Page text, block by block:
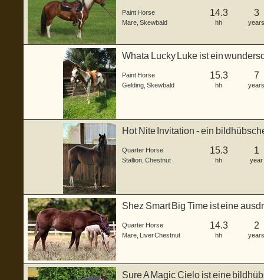
Paint Horse
Mare Skewbald
14.3
hh
3
years
Whata Lucky Luke ist ein
Paint Horse
Gelding Skewbald
15.3
hh
7
years
Hot Nite Invitation - ein
Quarter Horse
Stallion Chestnut
15.3
hh
1
year
Shez Smart Big Time ist eine
Quarter Horse
Mare Liver Chestnut
14.3
hh
2
years
Sure A Magic Cielo ist eine